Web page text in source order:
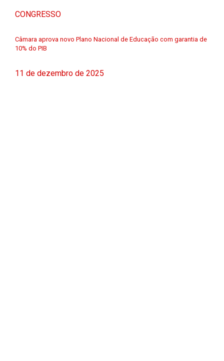
CONGRESSO
Câmara aprova novo Plano Nacional de Educação com garantia de
10% do PIB
11 de dezembro de 2025